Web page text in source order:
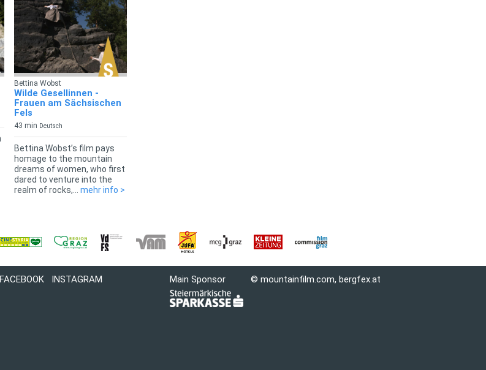
Bettina Wobst
Wilde Gesellinnen -
Frauen am Sächsischen
Fels
43 min Deutsch
Bettina Wobst’s film pays
homage to the mountain
dreams of women, who first
dared to venture into the
realm of rocks,... mehr info >
FACEBOOK INSTAGRAM Main Sponsor © mountainfilm.com, bergfex.at